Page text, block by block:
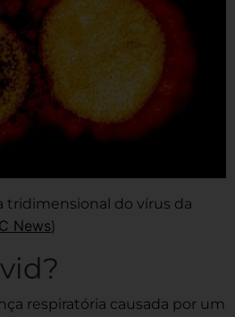
tridimensional do vírus da
News)
respiratória causada por um